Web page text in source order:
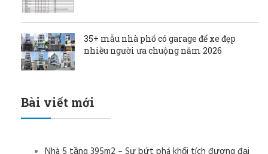
35+ mẫu nhà phố có garage để xe đẹp
nhiều người ưa chuộng năm 2026
Bài viết mới